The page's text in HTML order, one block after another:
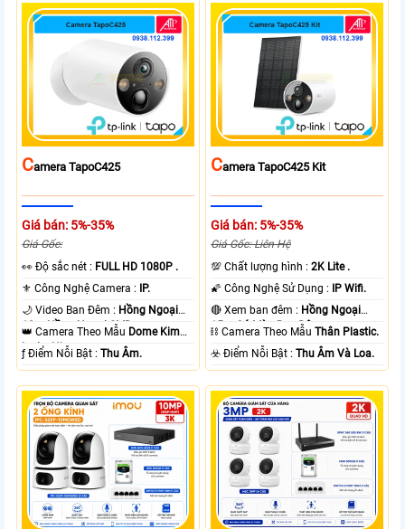
CAmera TapoC425
Giá bán: 5%-35%
Giá Gốc:
️👀 Độ sắc nét : FULL HD 1080P .
⚜️ Công Nghệ Camera :
IP.
🌙 Video Ban Đêm : Hồng Ngoại
10m Hồng Ngoại SMD.
👑 Camera Theo Mẫu Dome Kim
loại + Nhựa.
️ƒ Điểm Nỗi Bật :Thu Âm.
CAmera TapoC425 Kit
Giá bán: 5%-35%
Giá Gốc: Liên Hệ
💯 Chất lượng hình :2K Lite .
🌠 Công Nghệ Sử Dụng :
IP Wifi.
🔴 Xem ban đêm : Hồng Ngoại
15m Có Màu Ban Ðêm.
⛓ Camera Theo MẫuThân Plastic.
️☣️ Điểm Nỗi Bật :Thu Âm Và Loa.